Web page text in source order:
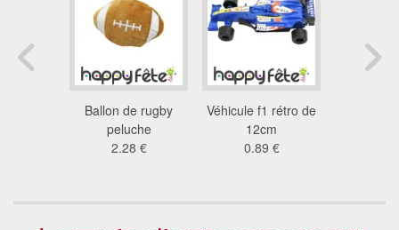
Ballon de rugby
peluche
2.28 €
Véhicule f1 rétro de
12cm
0.89 €